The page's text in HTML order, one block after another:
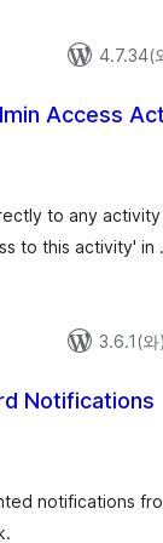
4.7.34(
Access
to any
to this activity' in
3.6.1(
Notifications
notifications